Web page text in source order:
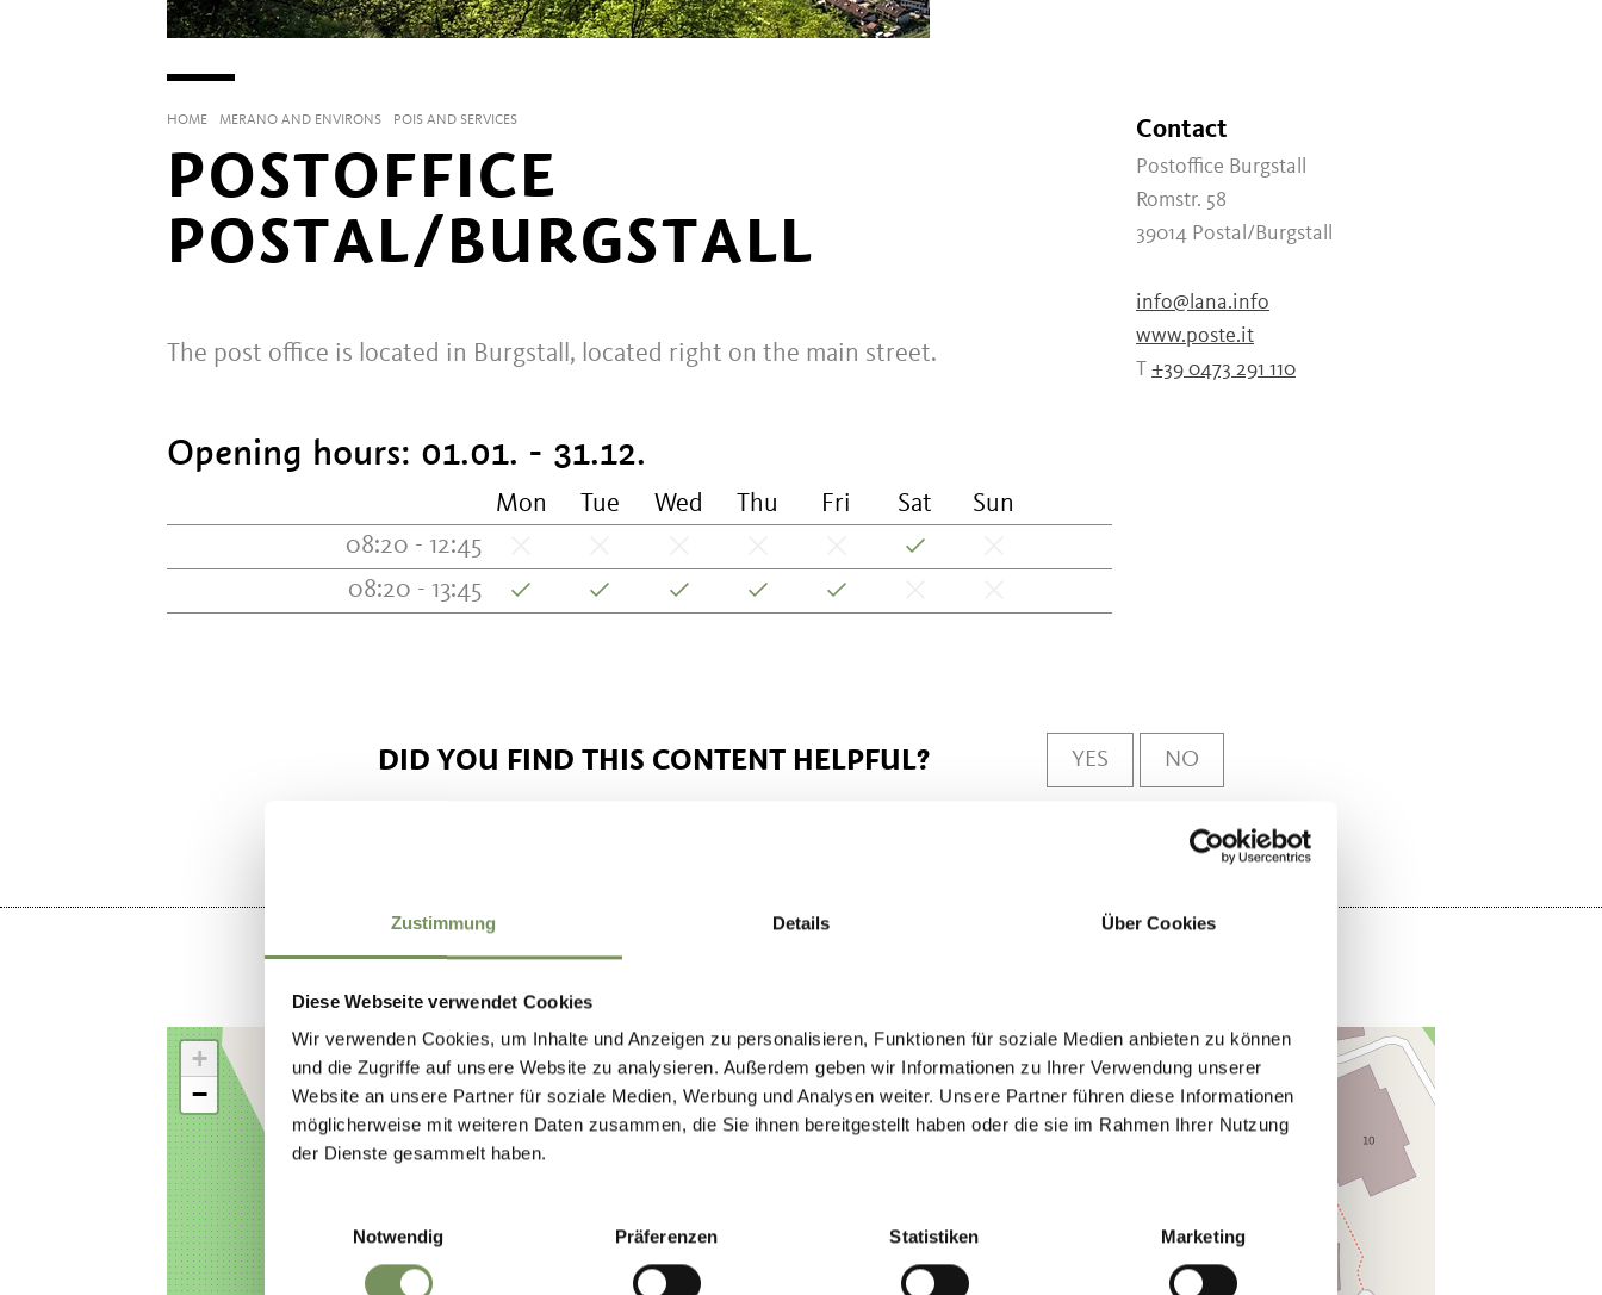
Zustimmung Details Über Cookies
Diese Webseite verwendet Cookies
Wir verwenden Cookies, um Inhalte und Anzeigen zu personalisieren, Funktionen für soziale Medien anbieten zu können
und die Zugriffe auf unsere Website zu analysieren. Außerdem geben wir Informationen zu Ihrer Verwendung unserer
Website an unsere Partner für soziale Medien, Werbung und Analysen weiter. Unsere Partner führen diese Informationen
möglicherweise mit weiteren Daten zusammen, die Sie ihnen bereitgestellt haben oder die sie im Rahmen Ihrer Nutzung
der Dienste gesammelt haben.
Notwendig
Präferenzen Statistiken Marketing
HOME MERANO AND ENVIRONS POIS AND SERVICES
POSTOFFICE
POSTAL/BURGSTALL
The post office is located in Burgstall, located right on the main street.
Opening hours: 01.01. - 31.12.
Mon Tue Wed Thu Fri Sat
Sun
08:20 - 12:45
08:20 - 13:45
Contact
Postoffice Burgstall
Romstr. 58
39014 Postal/Burgstall
info@lana.info
www.poste.it
T +39 0473 291 110
DID YOU FIND THIS CONTENT HELPFUL? YES NO
+
−